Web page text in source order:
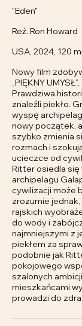
"Eden"
Reż. Ron Howard
USA, 2024, 120
Nowy film
„PIĘKNY
Prawdziwa
znaleźli piekło.
wyspę
nowy początek,
szybko zmienia
rozmach i
ucieczce od
Ritter osiedla się
archipelagu
cywilizacji może
zrozumie
rajskich
do wody i
najmniejszymi z
piekłem za
podobnie jak
pokojowego
szalonych
mieszkańcami
prowadzi do